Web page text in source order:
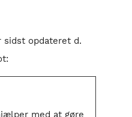
sidst opdateret d.
:
med at gøre